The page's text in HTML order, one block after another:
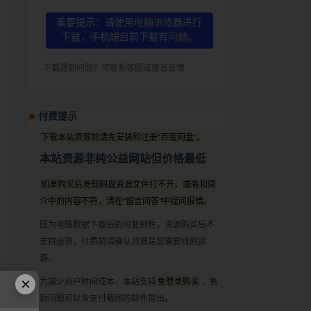
重要提示：请使用电脑浏览器进行
下载，手机端目前下载有问题。
下载遇到问题？可联系客服或留言反馈
付费提示
下载本站资源前请先安装和注册“百度网盘”。
本站资源非纯公益网站但价格最低
如果购买后发现网盘资源文件打不开，或者和简
介中的内容不符，请在“留言问答”中提问报错。
因为电脑数据下载后的可复制性，资源购买后不
支持退款，付费前请确认资源是您需要找的资
源。
为减少用户时间成本，本站支持 免登录购买 ，售
后问题可以含支付截图的邮件提出。
×